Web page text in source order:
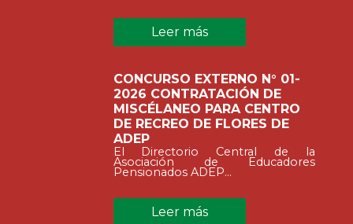
Leer más
CONCURSO EXTERNO N° 01-
2026 CONTRATACIÓN DE
MISCÉLANEO PARA CENTRO
DE RECREO DE FLORES DE
ADEP
El Directorio Central de la
Asociación de Educadores
Pensionados ADEP...
Leer más